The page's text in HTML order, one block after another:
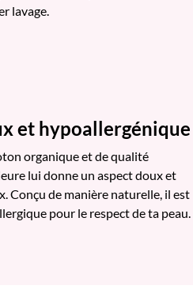
lavage.
et hypoallergénique
organique et de qualité
lui donne un aspect doux et
Conçu de manière naturelle, il est
pour le respect de ta peau.